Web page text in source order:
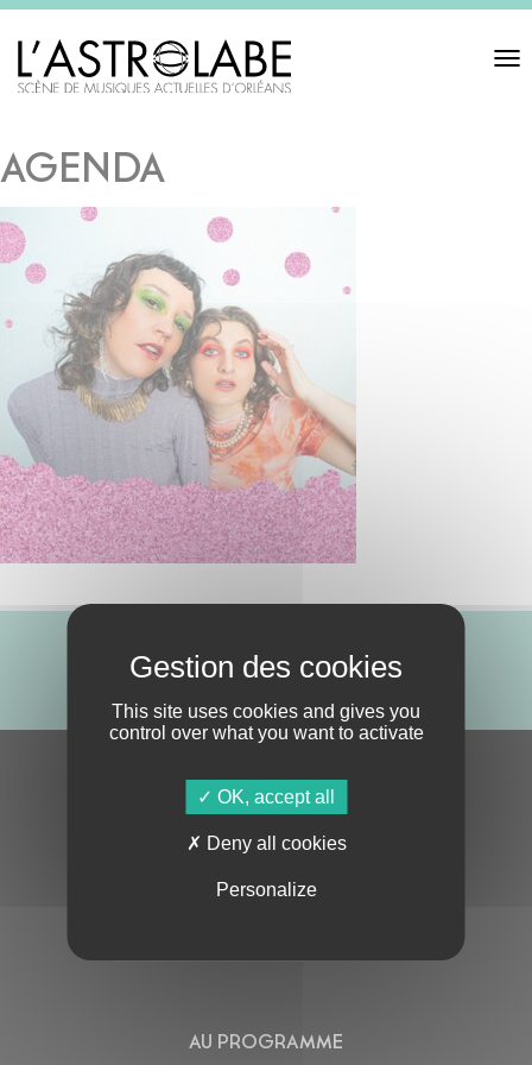
Toggle
AGENDA
ABONNE-TOI !
S'ABONNER À LA NEWSLETTER
AU PROGRAMME
This site uses cookies and gives you
control over what you want to activate
OK, accept all
Deny all cookies
Personalize